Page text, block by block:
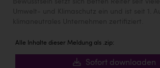
Alle Inhalte dieser Meldung als .zip:
Sofort downloaden